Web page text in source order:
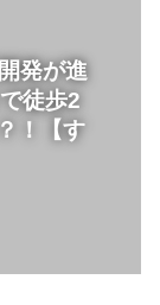
発が進
徒歩2
！【す